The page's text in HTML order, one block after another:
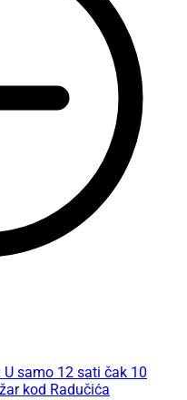
samo 12 sati čak 10
kod Radučića